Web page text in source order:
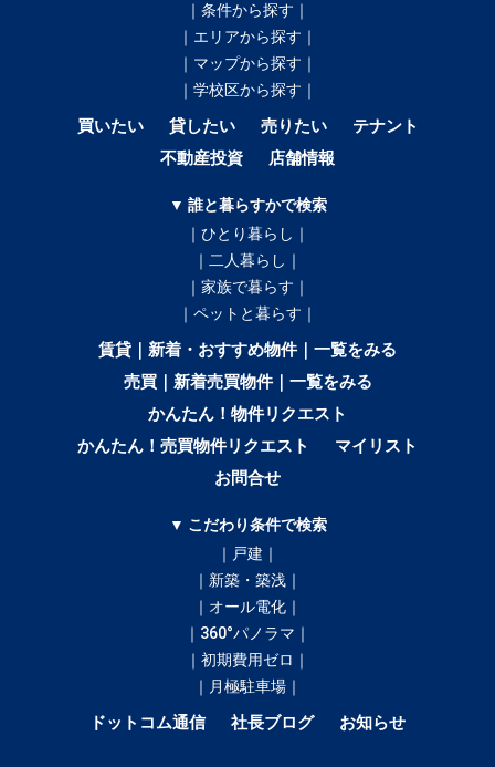
｜条件から探す｜
｜エリアから探す｜
｜マップから探す｜
｜学校区から探す｜
買いたい 貸したい 売りたい
テナント
不動産投資
店舗情報
▼ 誰と暮らすかで検索
｜ひとり暮らし｜
｜二人暮らし｜
｜家族で暮らす｜
｜ペットと暮らす｜
賃貸｜新着・おすすめ物件｜一覧をみる
売買｜新着売買物件｜一覧をみる
かんたん！物件リクエスト
かんたん！売買物件リクエスト
マイリスト
お問合せ
▼ こだわり条件で検索
｜戸建｜
｜新築・築浅｜
｜オール電化｜
｜360°パノラマ｜
｜初期費用ゼロ｜
｜月極駐車場｜
ドットコム通信 社長ブログ お知らせ